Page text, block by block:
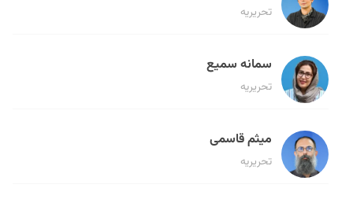
تحریریه
سمانه سمیع
تحریریه
میثم قاسمی
تحریریه